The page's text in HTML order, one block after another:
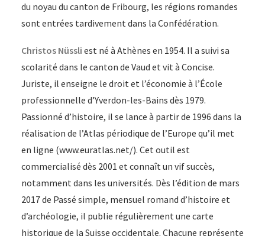
du noyau du canton de Fribourg, les régions romandes
sont entrées tardivement dans la Confédération.
Christos Nüssli est né à Athènes en 1954. Il a suivi sa
scolarité dans le canton de Vaud et vit à Concise.
Juriste, il enseigne le droit et l’économie à l’École
professionnelle d’Yverdon-les-Bains dès 1979.
Passionné d’histoire, il se lance à partir de 1996 dans la
réalisation de l’Atlas périodique de l’Europe qu’il met
en ligne (www.euratlas.net/). Cet outil est
commercialisé dès 2001 et connaît un vif succès,
notamment dans les universités. Dès l’édition de mars
2017 de Passé simple, mensuel romand d’histoire et
d’archéologie, il publie régulièrement une carte
historique de la Suisse occidentale. Chacune représente